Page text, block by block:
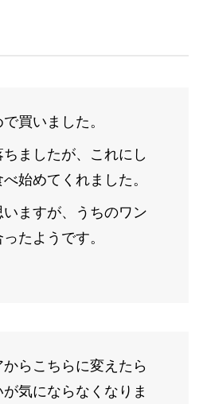
買いました。
ましたが、これにし
始めてくれました。
ますが、うちのワン
たようです。
らこちらに変えたら
気にならなくなりま